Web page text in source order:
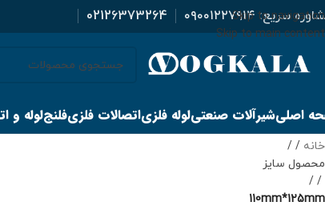
Skip to navigation
Skip to main content
سریع:۰۹۰۰۱۲۲۷۹۱۴ 02126373264
اصلیشیرآلات صنعتیلوله فلزیاتصالات فلزیفلنجلوله و
خانه /
محصول سایز
/
110mm*125mm